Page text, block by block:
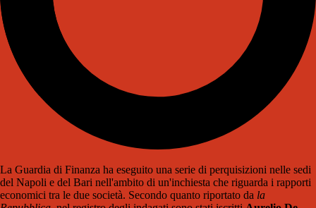
La Guardia di Finanza ha eseguito una serie di perquisizioni nelle sedi
del Napoli e del Bari nell'ambito di un'inchiesta che riguarda i rapporti
economici tra le due società. Secondo quanto riportato da la